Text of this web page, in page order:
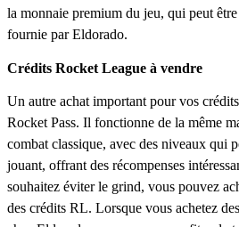
la monnaie premium du jeu, qui peut
fournie par Eldorado.
Crédits Rocket League à vendre
Un autre achat important pour vos
Rocket Pass. Il fonctionne de la même
combat classique, avec des niveaux qui
jouant, offrant des récompenses
souhaitez éviter le grind, vous pouvez
des crédits RL. Lorsque vous achetez